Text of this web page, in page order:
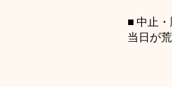
■ 中止
当日が